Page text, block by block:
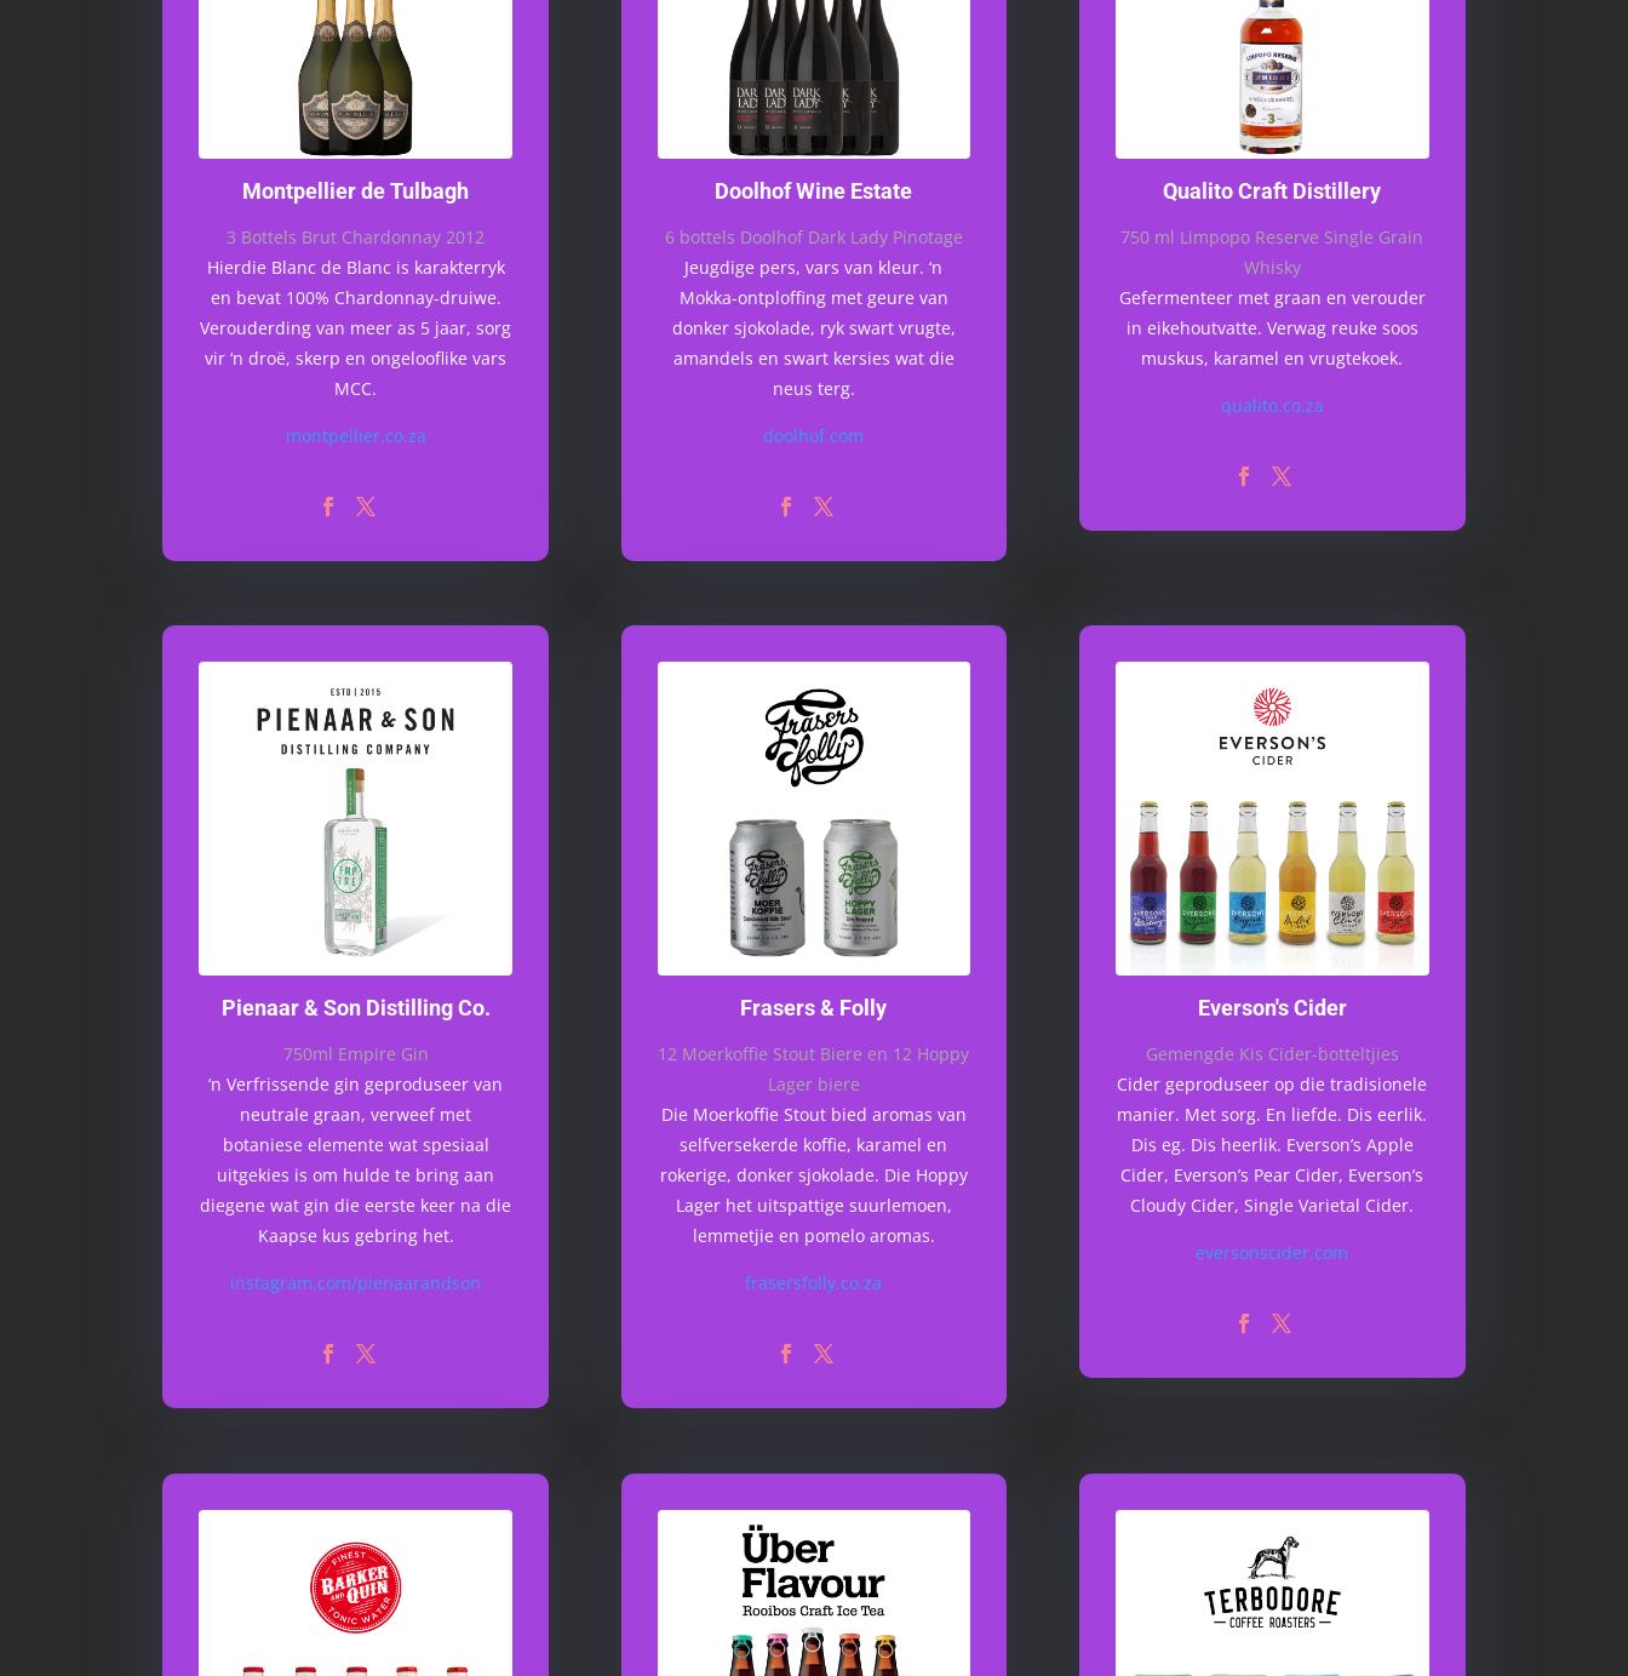
Montpellier de Tulbagh
3 Bottels Brut Chardonnay 2012
Hierdie Blanc de Blanc is karakterryk
en bevat 100% Chardonnay-druiwe.
Verouderding van meer as 5 jaar, sorg
vir ‘n droë, skerp en ongelooflike vars
MCC.
montpellier.co.za
Doolhof Wine Estate
6 bottels Doolhof Dark Lady Pinotage
Jeugdige pers, vars van kleur. ‘n
Mokka-ontploffing met geure van
donker sjokolade, ryk swart vrugte,
amandels en swart kersies wat die
neus terg.
doolhof.com
Qualito Craft Distillery
750 ml Limpopo Reserve Single Grain
Whisky
Gefermenteer met graan en verouder
in eikehoutvatte. Verwag reuke soos
muskus, karamel en vrugtekoek.
qualito.co.za
Pienaar & Son Distilling Co.
750ml Empire Gin
‘n Verfrissende gin geproduseer van
neutrale graan, verweef met
botaniese elemente wat spesiaal
uitgekies is om hulde te bring aan
diegene wat gin die eerste keer na die
Kaapse kus gebring het.
instagram.com/pienaarandson
Frasers & Folly
12 Moerkoffie Stout Biere en 12 Hoppy
Lager biere
Die Moerkoffie Stout bied aromas van
selfversekerde koffie, karamel en
rokerige, donker sjokolade. Die Hoppy
Lager het uitspattige suurlemoen,
lemmetjie en pomelo aromas.
frasersfolly.co.za
Everson's Cider
Gemengde Kis Cider-botteltjies
Cider geproduseer op die tradisionele
manier. Met sorg. En liefde. Dis eerlik.
Dis eg. Dis heerlik. Everson’s Apple
Cider, Everson’s Pear Cider, Everson’s
Cloudy Cider, Single Varietal Cider.
eversonscider.com